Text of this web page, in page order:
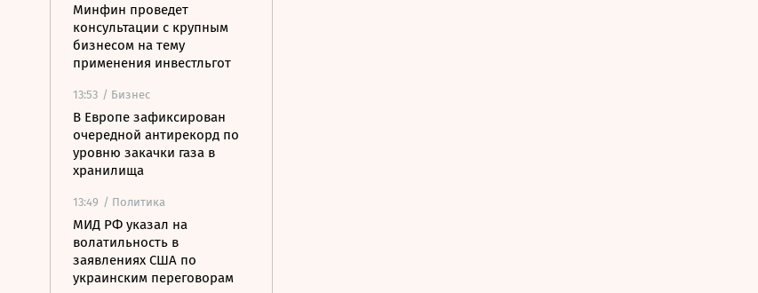
Минфин проведет
консультации с крупным
бизнесом на тему
применения инвестльгот
13:53 / Бизнес
В Европе зафиксирован
очередной антирекорд по
уровню закачки газа в
хранилища
13:49 / Политика
МИД РФ указал на
волатильность в
заявлениях США по
украинским переговорам